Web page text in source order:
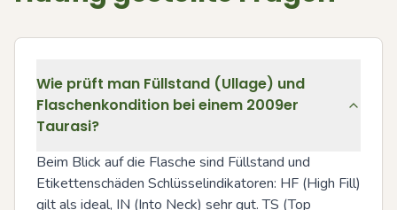
Wie prüft man Füllstand (Ullage) und
Flaschenkondition bei einem 2009er
Taurasi?
Beim Blick auf die Flasche sind Füllstand und
Etikettenschäden Schlüsselindikatoren: HF (High Fill)
gilt als ideal, IN (Into Neck) sehr gut. TS (Top